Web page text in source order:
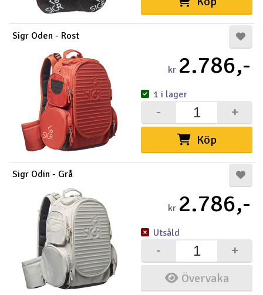
Sigr Oden - Rost
kr 2.786,-
Köp
+
-
1 i lager
Sigr Odin - Grå
kr 2.786,-
Övervaka
+
-
Utsåld